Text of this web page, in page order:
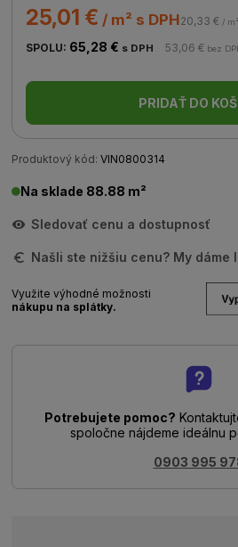
25,01 € / m² s DPH20,33 € /
SPOLU: 65,28 € s DPH 53,06 € bez
PRIDAŤ DO
Produktový kód: VIN0800314
Na sklade 88.88 m²
Sledovať cenu a dostupnosť
Našli ste nižšiu cenu? My dáme
Využite výhodné možnosti
nákupu na splátky.
Potrebujete pomoc?
spoločne nájdeme ideálnu
0903 995